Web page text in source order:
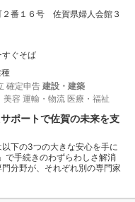
２番１６号 佐賀県婦人会館３
すぐそば
確定申告 建設・建築
美容 運輸・物流 医療・福祉
ポートで佐賀の未来を支
下の3つの大きな安心を手に
手続きのわずらわしさ解消
分野が、それぞれ別の専門家